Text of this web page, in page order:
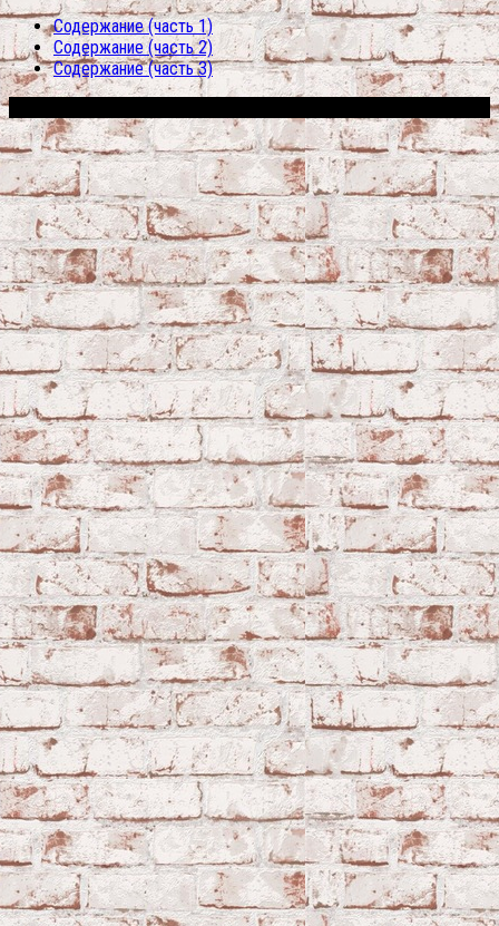
Содержание (часть 1)
Содержание (часть 2)
Содержание (часть 3)